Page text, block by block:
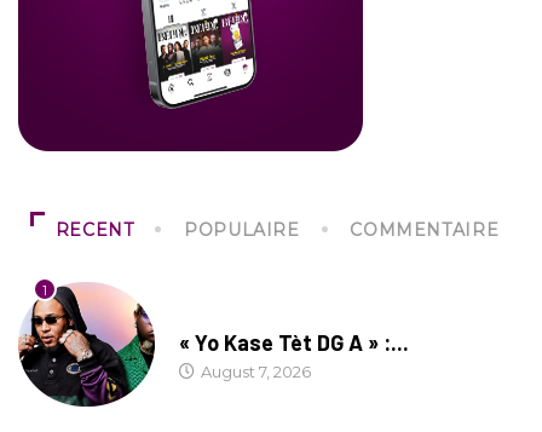
RECENT POPULAIRE COMMENTAIRE
1
« Yo Kase Tèt DG A » :...
August 7, 2026